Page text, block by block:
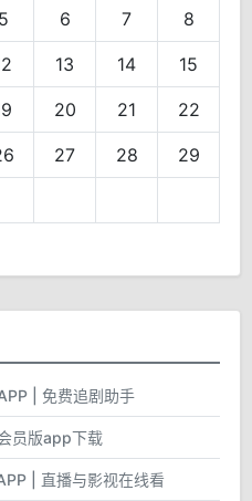
5 6 7 8
13 14 15
20 21 22
27 28 29
| 免费追剧助手
员版app下载
| 直播与影视在线看